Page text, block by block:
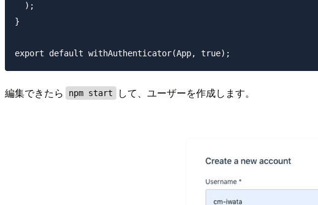
  );
}
編集できたら npm start して、ユーザーを作成します。